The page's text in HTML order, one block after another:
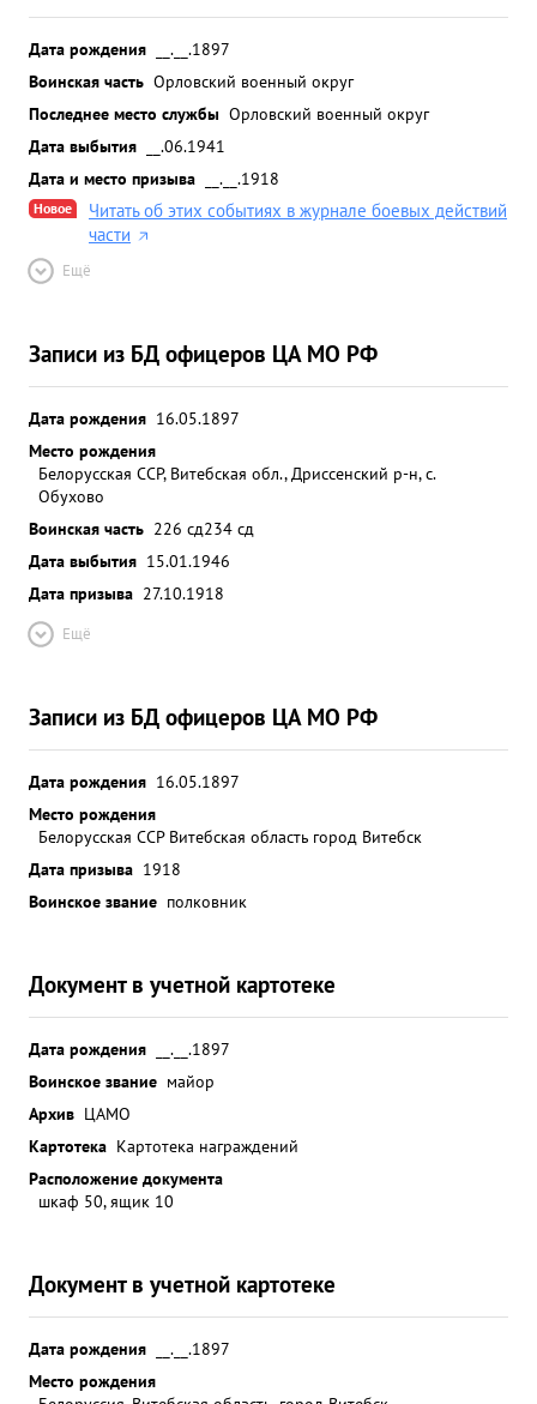
Дата рождения
__.__.1897
Воинская часть Орловский военный округ
Последнее место службы Орловский военный округ
Дата выбытия
__.06.1941
Дата и место призыва
__.__.1918
Новое
Читать об этих событиях в журнале боевых действий
части
Ещё
Записи из БД офицеров ЦА МО РФ
Дата рождения 16.05.1897
Место рождения
Белорусская ССР, Витебская обл., Дриссенский р-н, с.
Обухово
Воинская часть 226 сд234 сд
Дата выбытия 15.01.1946
Дата призыва 27.10.1918
Ещё
Записи из БД офицеров ЦА МО РФ
Дата рождения 16.05.1897
Место рождения
Белорусская ССР Витебская область город Витебск
Дата призыва 1918
Воинское звание полковник
Документ в учетной картотеке
Дата рождения
__.__.1897
Воинское звание майор
Архив ЦАМО
Картотека Картотека награждений
Расположение документа
шкаф 50, ящик 10
Документ в учетной картотеке
Дата рождения
__.__.1897
Место рождения